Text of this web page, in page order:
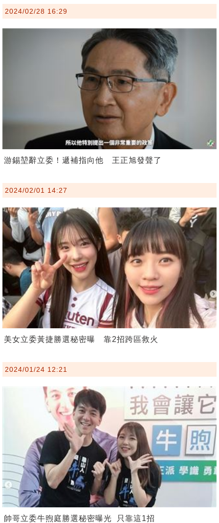
2024/02/28 16:29
游錫堃辭立委！遞補指向他 王正旭發聲了
2024/02/01 14:27
美女立委黃捷勝選秘密曝 靠2招跨區救火
2024/01/24 12:21
帥哥立委牛煦庭勝選秘密曝光 只靠這1招